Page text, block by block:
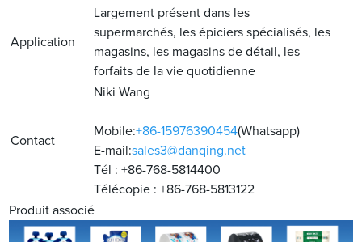
Application
Largement présent dans les
supermarchés, les épiciers spécialisés, les
magasins, les magasins de détail, les
forfaits de la vie quotidienne
Contact
Niki Wang
Mobile:+86-15976390454(Whatsapp)
E-mail:sales3@danqing.net
Tél : +86-768-5814400
Télécopie : +86-768-5813122
Produit associé